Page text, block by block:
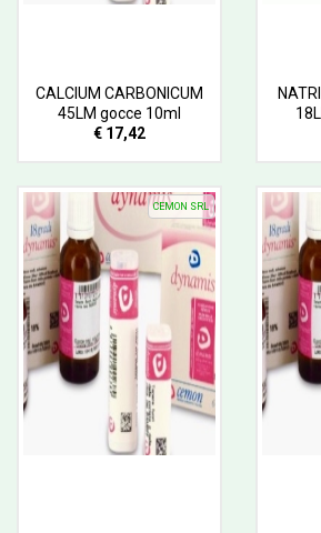
CALCIUM CARBONICUM
45LM gocce 10ml
€ 17,42
CEMON SRL